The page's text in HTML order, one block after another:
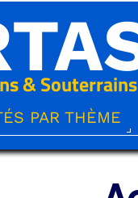
& Souterrains
PAR THÈME